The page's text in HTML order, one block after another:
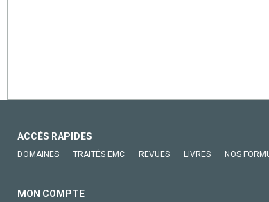
ACCÈS RAPIDES
DOMAINES TRAITÉS EMC REVUES LIVRES NOS
MON COMPTE